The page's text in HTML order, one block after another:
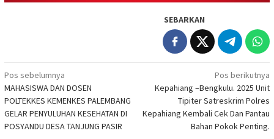
SEBARKAN
Navigasi
pos
Pos sebelumnya
MAHASISWA DAN DOSEN
POLTEKKES KEMENKES PALEMBANG
GELAR PENYULUHAN KESEHATAN DI
POSYANDU DESA TANJUNG PASIR
Pos berikutnya
Kepahiang –Bengkulu. 2025 Unit
Tipiter Satreskrim Polres
Kepahiang Kembali Cek Dan Pantau
Bahan Pokok Penting.